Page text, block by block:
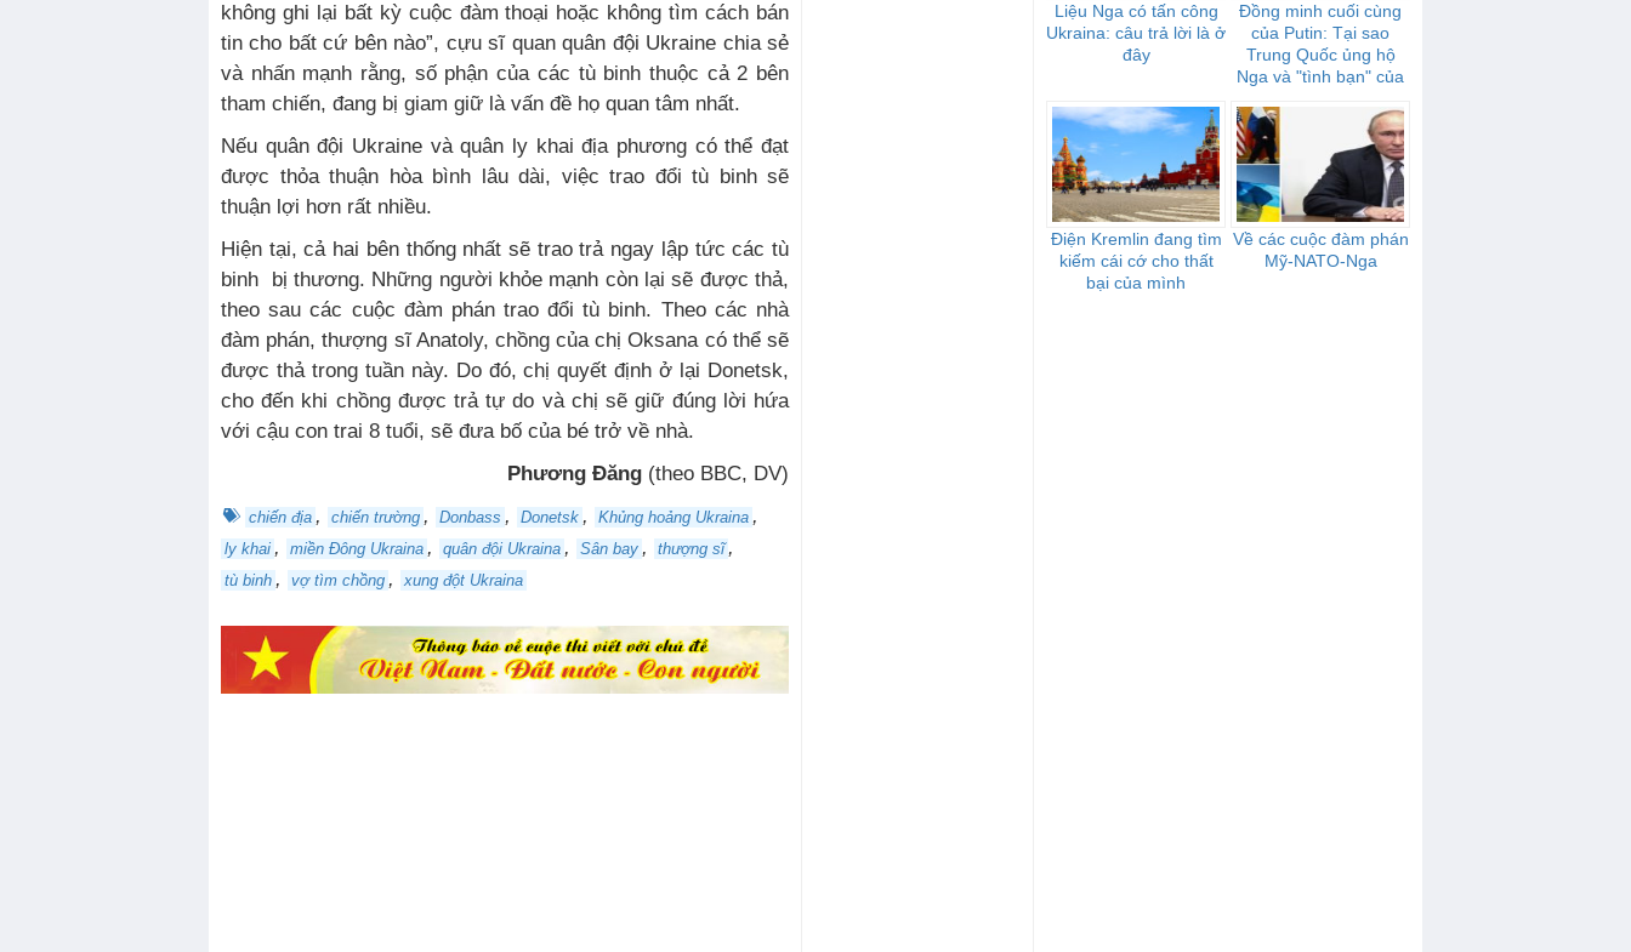
không ghi lại bất kỳ cuộc đàm thoại hoặc không tìm cách bán
tin cho bất cứ bên nào”, cựu sĩ quan quân đội Ukraine chia sẻ
và nhấn mạnh rằng, số phận của các tù binh thuộc cả 2 bên
tham chiến, đang bị giam giữ là vấn đề họ quan tâm nhất.
Nếu quân đội Ukraine và quân ly khai địa phương có thể đạt
được thỏa thuận hòa bình lâu dài, việc trao đổi tù binh sẽ
thuận lợi hơn rất nhiều.
Hiện tại, cả hai bên thống nhất sẽ trao trả ngay lập tức các tù
binh bị thương. Những người khỏe mạnh còn lại sẽ được thả,
theo sau các cuộc đàm phán trao đổi tù binh. Theo các nhà
đàm phán, thượng sĩ Anatoly, chồng của chị Oksana có thể sẽ
được thả trong tuần này. Do đó, chị quyết định ở lại Donetsk,
cho đến khi chồng được trả tự do và chị sẽ giữ đúng lời hứa
với cậu con trai 8 tuổi, sẽ đưa bố của bé trở về nhà.
Phương Đăng (theo BBC, DV)
chiến địa , chiến trường , Donbass , Donetsk , Khủng hoảng Ukraina ,
ly khai , miền Đông Ukraina , quân đội Ukraina , Sân bay , thượng sĩ ,
tù binh , vợ tìm chồng , xung đột Ukraina
Liệu Nga có tấn công
Ukraina: câu trả lời là ở
đây
Đồng minh cuối cùng
của Putin: Tại sao
Trung Quốc ủng hộ
Nga và "tình bạn" của
Điện Kremlin đang tìm
kiếm cái cớ cho thất
bại của mình
Về các cuộc đàm phán
Mỹ-NATO-Nga